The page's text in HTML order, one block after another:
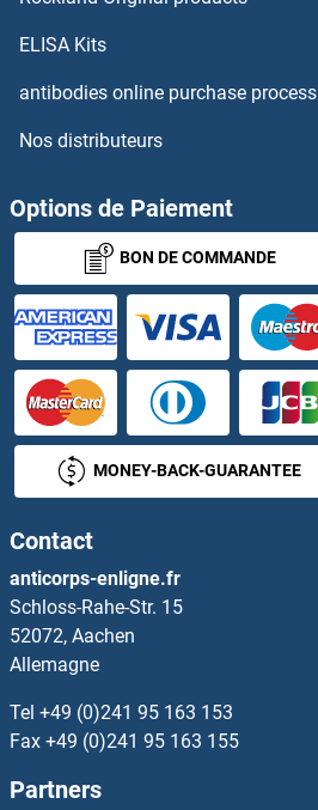
ELISA Kits
antibodies online purchase process
Nos distributeurs
Options de Paiement
BON DE COMMANDE
MONEY-BACK-GUARANTEE
Contact
anticorps-enligne.fr
Schloss-Rahe-Str. 15
52072, Aachen
Allemagne
Tel +49 (0)241 95 163 153
Fax +49 (0)241 95 163 155
Partners